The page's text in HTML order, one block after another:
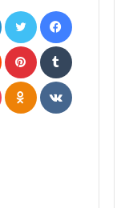
فيسبوك